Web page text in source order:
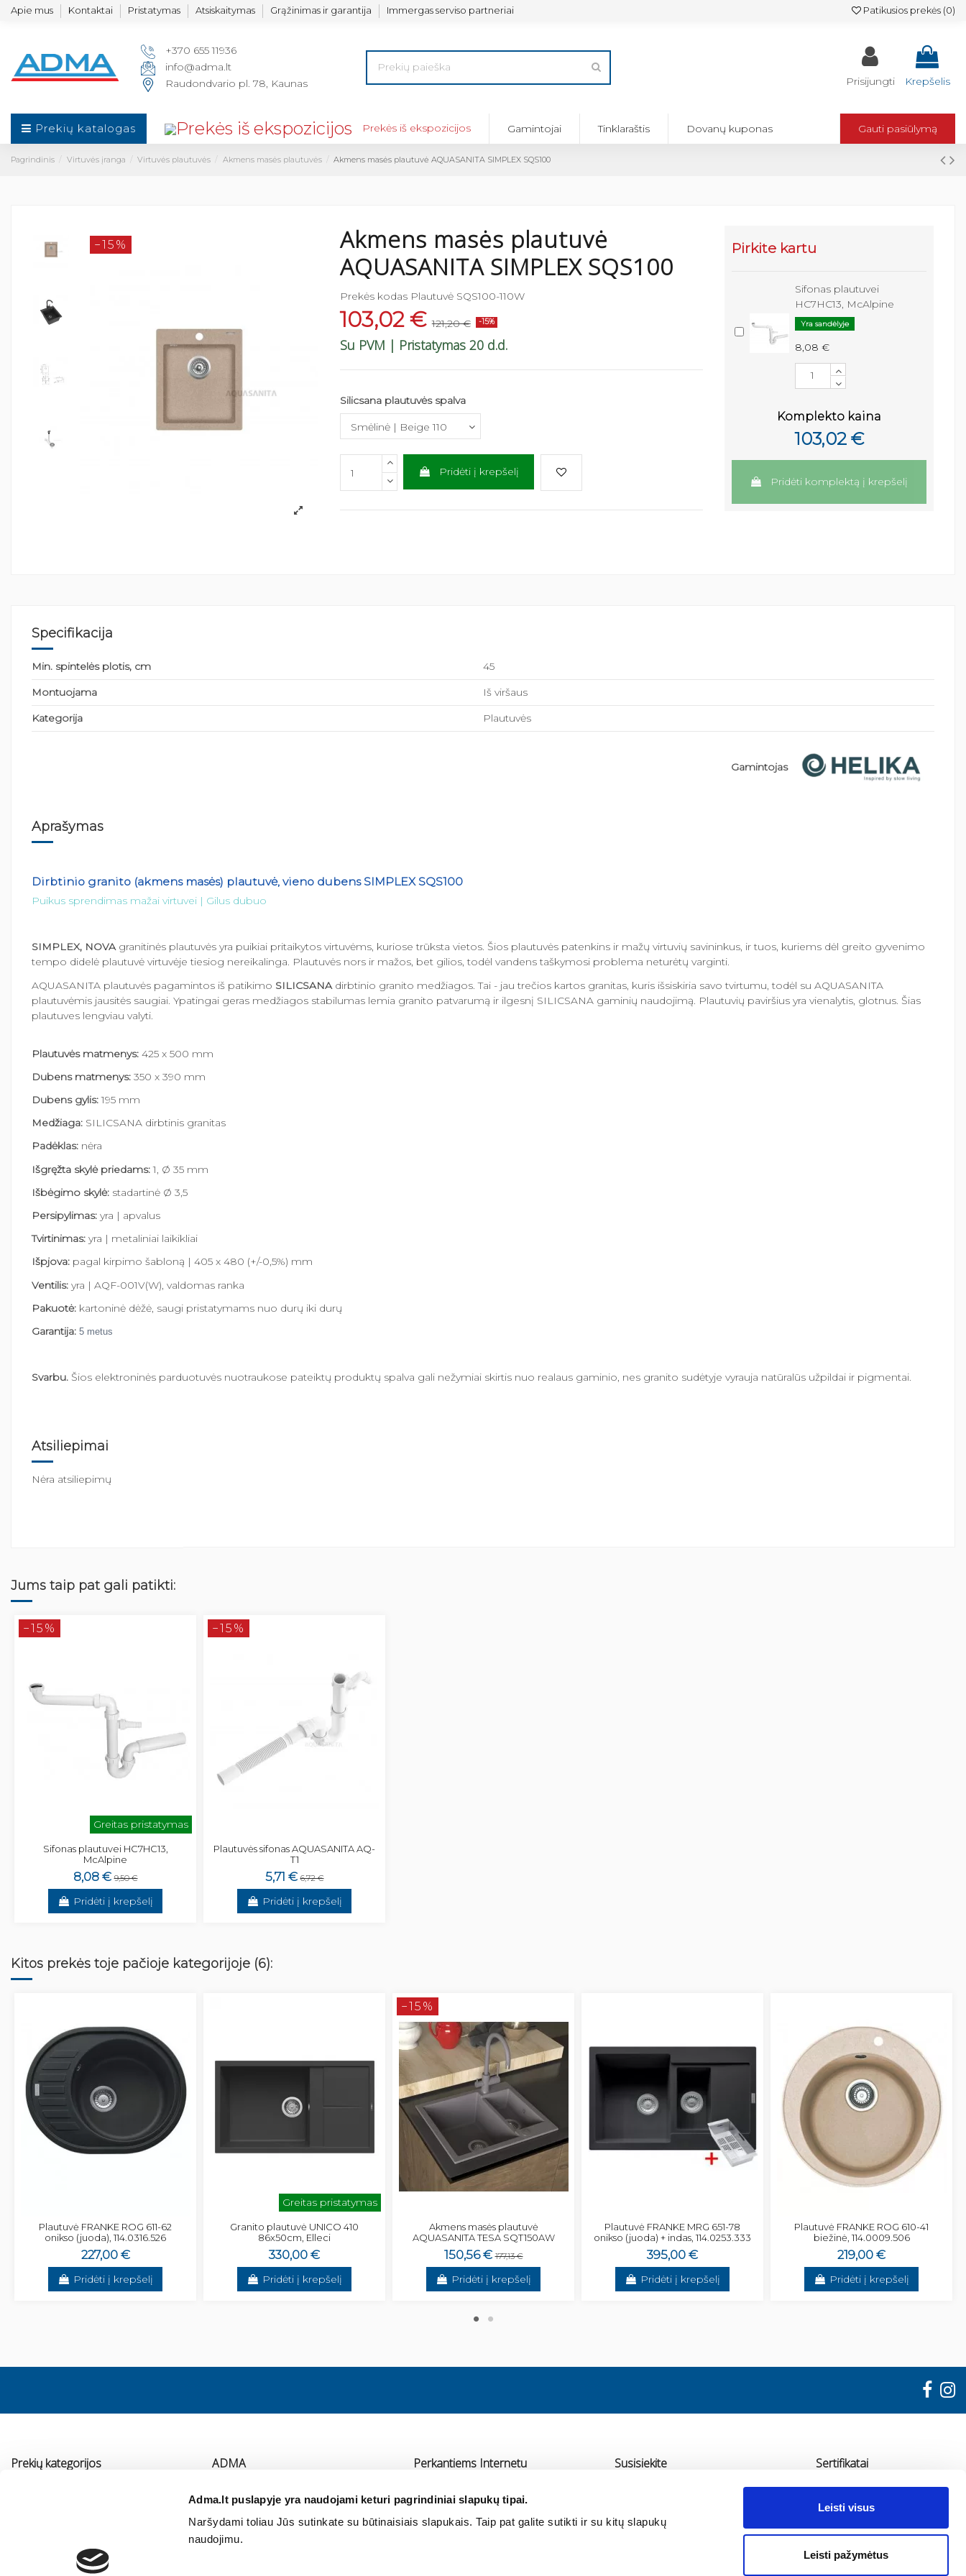
Adma.lt puslapyje yra naudojami keturi pagrindiniai slapukų tipai.
Naršydami toliau Jūs sutinkate su būtinaisiais slapukais. Taip pat galite sutikti ir su kitų slapukų
naudojimu.
Leisti visus
Leisti pažymėtus
Apie mus Kontaktai Pristatymas Atsiskaitymas Grąžinimas ir garantija Immergas serviso partneriai Patikusios prekės (0)
+370 655 11936
info@adma.lt
Raudondvario pl. 78, Kaunas
Prisijungti Krepšelis
Prekių katalogas Prekės iš ekspozicijos Gamintojai Tinklaraštis Dovanų kuponas Gauti pasiūlymą
Pagrindinis Virtuvės įranga Virtuvės plautuvės Akmens masės plautuvės Akmens masės plautuvė AQUASANITA SIMPLEX SQS100
−15%
Akmens masės plautuvė
AQUASANITA SIMPLEX SQS100
Prekės kodas Plautuvė SQS100-110W
103,02 € 121,20 € -15%
Su PVM | Pristatymas 20 d.d.
Silicsana plautuvės spalva
Pridėti į krepšelį
Pirkite kartu
Sifonas plautuvei
HC7HC13, McAlpine
Yra sandėlyje
8,08 €
Komplekto kaina
103,02 €
Pridėti komplektą į krepšelį
Specifikacija
Min. spintelės plotis, cm
45
Montuojama
Iš viršaus
Kategorija
Plautuvės
Gamintojas
Aprašymas
Dirbtinio granito (akmens masės) plautuvė, vieno dubens SIMPLEX SQS100
Puikus sprendimas mažai virtuvei | Gilus dubuo
SIMPLEX, NOVA granitinės plautuvės yra puikiai pritaikytos virtuvėms, kuriose trūksta vietos. Šios plautuvės patenkins ir mažų virtuvių savininkus, ir tuos, kuriems dėl greito gyvenimo
tempo didelė plautuvė virtuvėje tiesiog nereikalinga. Plautuvės nors ir mažos, bet gilios, todėl vandens taškymosi problema neturėtų varginti.
AQUASANITA plautuvės pagamintos iš patikimo SILICSANA dirbtinio granito medžiagos. Tai - jau trečios kartos granitas, kuris išsiskiria savo tvirtumu, todėl su AQUASANITA
plautuvėmis jausitės saugiai. Ypatingai geras medžiagos stabilumas lemia granito patvarumą ir ilgesnį SILICSANA gaminių naudojimą. Plautuvių paviršius yra vienalytis, glotnus. Šias
plautuves lengviau valyti.
Plautuvės matmenys: 425 x 500 mm
Dubens matmenys: 350 x 390 mm
Dubens gylis:195 mm
Medžiaga: SILICSANA dirbtinis granitas
Padėklas: nėra
Išgręžta skylė priedams:1, Ø 35 mm
Išbėgimo skylė: stadartinė Ø 3,5
Persipylimas: yra | apvalus
Tvirtinimas: yra | metaliniai laikikliai
Išpjova: pagal kirpimo šabloną | 405 x 480 (+/-0,5%) mm
Ventilis: yra | AQF-001V(W), valdomas ranka
Pakuotė: kartoninė dėžė, saugi pristatymams nuo durų iki durų
Garantija: 5 metus
Svarbu. Šios elektroninės parduotuvės nuotraukose pateiktų produktų spalva gali nežymiai skirtis nuo realaus gaminio, nes granito sudėtyje vyrauja natūralūs užpildai ir pigmentai.
Atsiliepimai
Nėra atsiliepimų
Jums taip pat gali patikti:
−15%
Greitas pristatymas
Sifonas plautuvei HC7HC13,
McAlpine
8,08 € 9,50 €
Pridėti į krepšelį
−15%
Plautuvės sifonas AQUASANITA AQ-
T1
5,71 € 6,72 €
Pridėti į krepšelį
Kitos prekės toje pačioje kategorijoje (6):
Plautuvė FRANKE ROG 611-62
onikso (juoda), 114.0316.526
227,00 €
Pridėti į krepšelį
Greitas pristatymas
Granito plautuvė UNICO 410
86x50cm, Elleci
330,00 €
Pridėti į krepšelį
−15%
Akmens masės plautuvė
AQUASANITA TESA SQT150AW
150,56 € 177,13 €
Pridėti į krepšelį
Plautuvė FRANKE MRG 651-78
onikso (juoda) + indas, 114.0253.333
395,00 €
Pridėti į krepšelį
Plautuvė FRANKE ROG 610-41
biežinė, 114.0009.506
219,00 €
Pridėti į krepšelį
Prekių kategorijos
Oro kondicionavimas ir vėdinimas
Vidaus vandentiekis ir nuotekos
ADMA
Apie mus
Immergas serviso partneriai
Perkantiems Internetu
Pristatymas
Grąžinimas ir garantija
Susisiekite
Raudondvario pl. 78, Kaunas
Sertifikatai